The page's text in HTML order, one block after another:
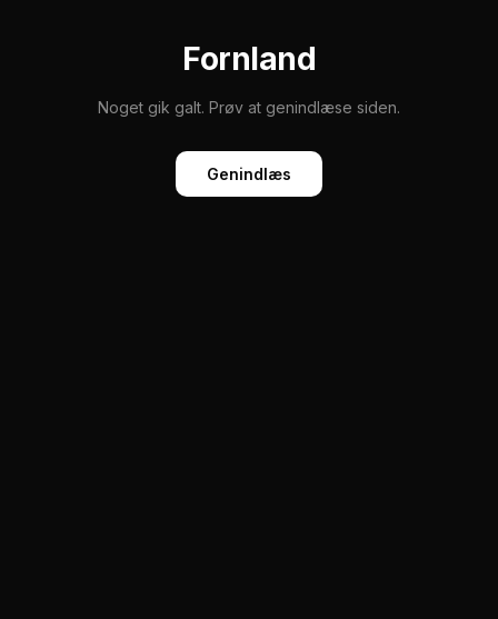
Fornland
Noget gik galt. Prøv at genindlæse siden.
Genindlæs